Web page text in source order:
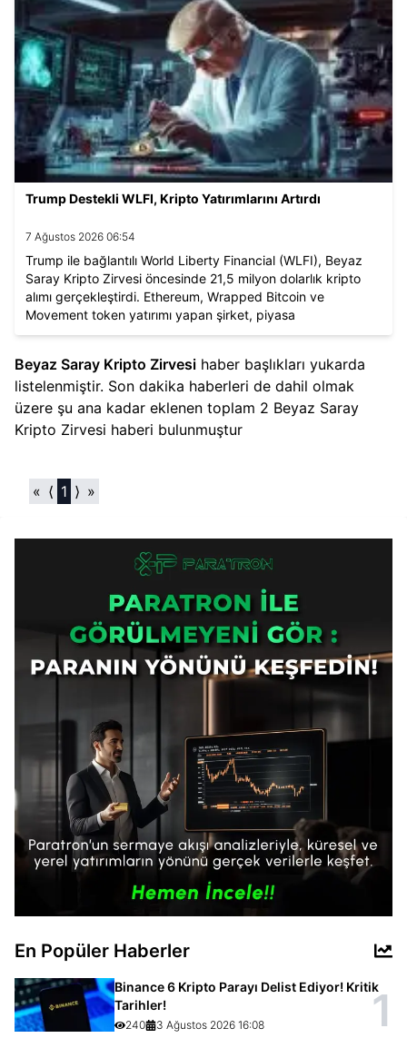
Trump Destekli WLFI, Kripto Yatırımlarını Artırdı
7 Ağustos 2026 06:54
Trump ile bağlantılı World Liberty Financial (WLFI), Beyaz
Saray Kripto Zirvesi öncesinde 21,5 milyon dolarlık kripto
alımı gerçekleştirdi. Ethereum, Wrapped Bitcoin ve
Movement token yatırımı yapan şirket, piyasa
dalgalanmalarına rağmen agresif stratejisini sürdürüyor.
Beyaz Saray Kripto Zirvesi haber başlıkları yukarda
listelenmiştir. Son dakika haberleri de dahil olmak
üzere şu ana kadar eklenen toplam 2 Beyaz Saray
Kripto Zirvesi haberi bulunmuştur
« ⟨ 1 ⟩ »
En Popüler Haberler
Binance 6 Kripto Parayı Delist Ediyor! Kritik
Tarihler!
240 3 Ağustos 2026 16:08 1